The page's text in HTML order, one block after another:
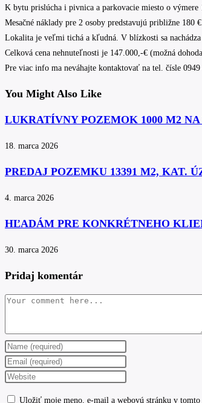
K bytu prislúcha i pivnica a parkovacie miesto o výmere
Mesačné náklady pre 2 osoby predstavujú približne 180
Lokalita je veľmi tichá a kľudná. V blízkosti sa nachádza
Celková cena nehnuteľnosti je 147.000,-€ (možná
Pre viac info ma neváhajte kontaktovať na tel. čísle
You Might Also Like
LUKRATÍVNY POZEMOK 1000 M2
18. marca 2026
PREDAJ POZEMKU 13391 M2, KAT.
4. marca 2026
HĽADÁM PRE KONKRÉTNEHO
30. marca 2026
Pridaj komentár
Comment
Enter
your
name
Enter
your
Enter
Uložiť moje meno, e-mail a webovú stránku v tomto